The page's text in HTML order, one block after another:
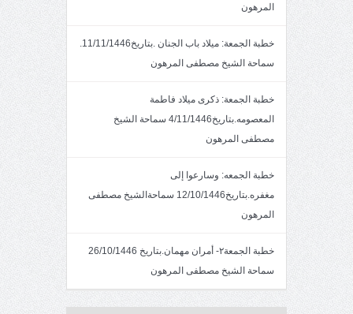
المرهون
خطبة الجمعة: ميلاد باب الجنان .بتاريخ11/11/1446.
سماحة الشيخ مصطفى المرهون
خطبة الجمعة: ذكرى ميلاد فاطمة
المعصومه.بتاريخ4/11/1446 سماحة الشيخ
مصطفى المرهون
خطبة الجمعه: وسارعوا إلى
مغفره.بتاريخ12/10/1446 سماحةالشيخ مصطفى
المرهون
خطبة الجمعة٢- أمران مهمان.بتاريخ 26/10/1446
سماحة الشيخ مصطفى المرهون